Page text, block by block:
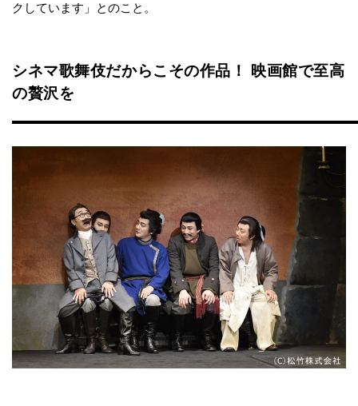
クしています」とのこと。
シネマ歌舞伎だからこその作品！ 映画館で至高
の贅沢を